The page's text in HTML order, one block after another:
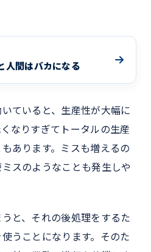
人間はバカになる
ていると、生産性が大幅に
なりすぎてトータルの生産
あります。ミスも増えるの
スのようなことも発生しや
と、それの後処理をするた
うことになります。そのた